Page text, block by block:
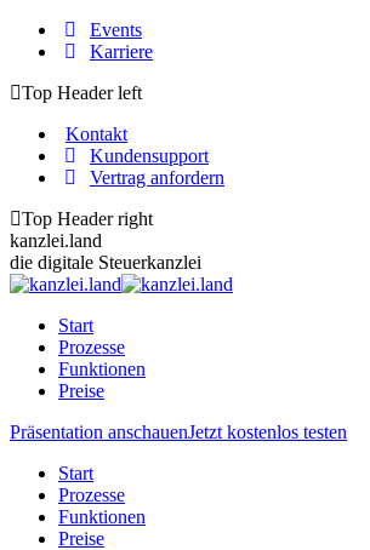
Zum
Inhalt
Events
Karriere
Top Header left
Kontakt
Kundensupport
Vertrag anfordern
Top Header right
kanzlei.land
die digitale Steuerkanzlei
Start
Prozesse
Funktionen
Preise
Präsentation anschauenJetzt kostenlos testen
Start
Prozesse
Funktionen
Preise